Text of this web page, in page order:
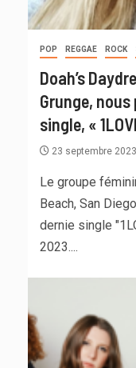
POP REGGAE ROCK
Doah’s
Grunge,
single, «
23 septembre 2023
Le groupe
Beach, San
dernie single
2023....